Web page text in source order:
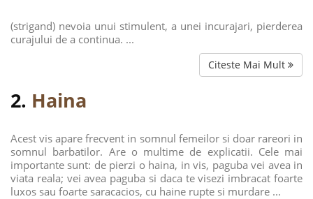
(strigand) nevoia unui stimulent, a unei incurajari, pierderea
curajului de a continua. ...
Citeste Mai Mult
2. Haina
Acest vis apare frecvent in somnul femeilor si doar rareori in
somnul barbatilor. Are o multime de explicatii. Cele mai
importante sunt: de pierzi o haina, in vis, paguba vei avea in
viata reala; vei avea paguba si daca te visezi imbracat foarte
luxos sau foarte saracacios, cu haine rupte si murdare ...